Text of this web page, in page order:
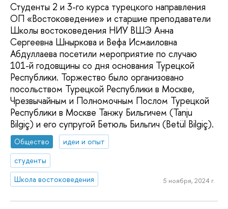
Студенты 2 и 3-го курса турецкого направления
ОП «Востоковедение» и старшие преподаватели
Школы востоковедения НИУ ВШЭ Анна
Сергеевна Шныркова и Вефа Исмаиловна
Абдуллаева посетили мероприятие по случаю
101-й годовщины со дня основания Турецкой
Республики. Торжество было организовано
посольством Турецкой Республики в Москве,
Чрезвычайным и Полномочным Послом Турецкой
Республики в Москве Танжу Бильгичем (Tanju
Bilgiç) и его супругой Бетюль Бильгич (Betül Bilgiç).
Общество
идеи и опыт
студенты
Школа востоковедения
5 ноября, 2024 г.